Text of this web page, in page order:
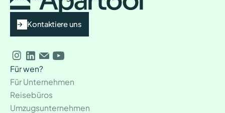
Kontaktiere uns
Für wen?
Für Unternehmen
Reisebüros
Umzugsunternehmen